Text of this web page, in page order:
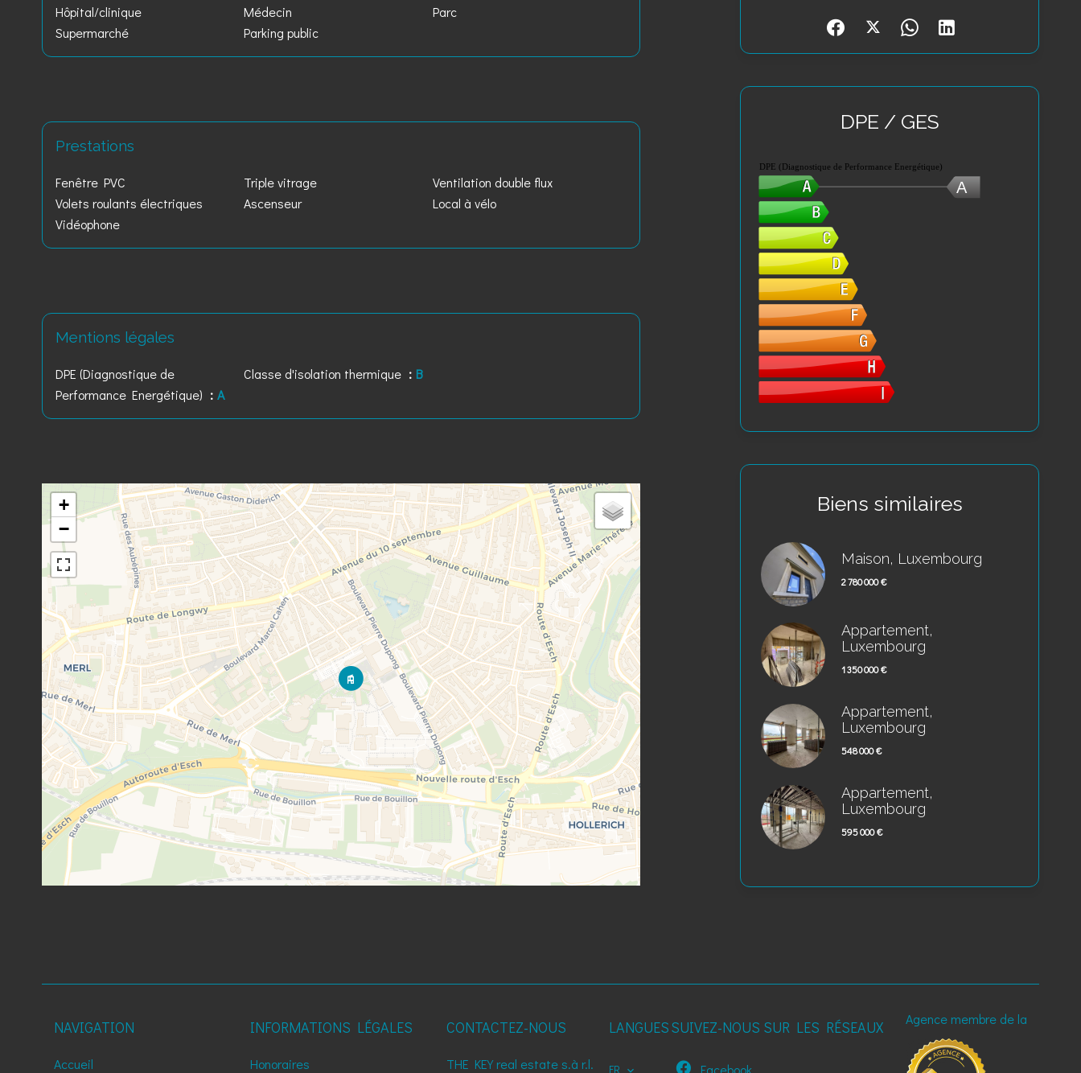
Hôpital/clinique
Médecin
Parc
Supermarché
Parking public
Prestations
Fenêtre PVC Triple vitrage
Ventilation double flux
Volets roulants électriques
Ascenseur
Local à vélo
Vidéophone
Mentions légales
DPE (Diagnostique de
Performance Energétique)
A
Classe d'isolation thermique B
+
−
DPE / GES
A
DPE (Diagnostique de Performance Energétique)
Biens similaires
Maison, Luxembourg
2 780 000 €
Appartement,
Luxembourg
1 350 000 €
Appartement,
Luxembourg
548 000 €
Appartement,
Luxembourg
595 000 €
NAVIGATION
Accueil
INFORMATIONS LÉGALES
Honoraires
CONTACTEZ-NOUS
THE KEY real estate s.à r.l.
LANGUES
FR
SUIVEZ-NOUS SUR LES RÉSEAUX
Facebook
Agence membre de la